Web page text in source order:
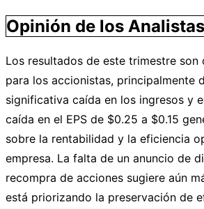
Opinión de los
Los resultados de este trimestre son
para los accionistas, principalmente
significativa caída en los ingresos y
caída en el EPS de $0.25 a $0.15
sobre la rentabilidad y la eficiencia
empresa. La falta de un anuncio de
recompra de acciones sugiere aún
está priorizando la preservación de